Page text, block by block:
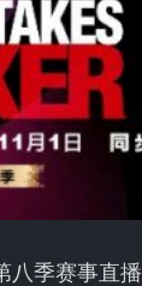
八季赛事直播